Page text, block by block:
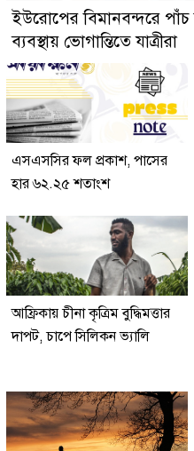
ইউরোপের বিমানবন্দরে পাঁচ
ব্যবস্থায় ভোগান্তিতে যাত্রীরা
এসএসসির ফল প্রকাশ, পাসের
হার ৬২.২৫ শতাংশ
আফ্রিকায় চীনা কৃত্রিম বুদ্ধিমত্তার
দাপট, চাপে সিলিকন ভ্যালি